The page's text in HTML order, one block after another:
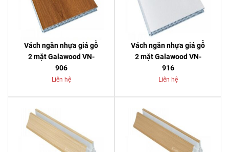
Vách ngăn nhựa giả gỗ
2 mặt Galawood VN-
906
Liên hệ
Vách ngăn nhựa giả gỗ
2 mặt Galawood VN-
916
Liên hệ